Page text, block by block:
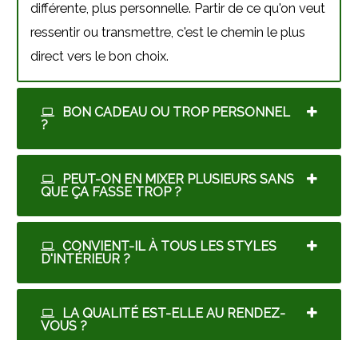
différente, plus personnelle. Partir de ce qu'on veut
ressentir ou transmettre, c'est le chemin le plus
direct vers le bon choix.
BON CADEAU OU TROP PERSONNEL
?
PEUT-ON EN MIXER PLUSIEURS SANS
QUE ÇA FASSE TROP ?
CONVIENT-IL À TOUS LES STYLES
D'INTÉRIEUR ?
LA QUALITÉ EST-ELLE AU RENDEZ-
VOUS ?